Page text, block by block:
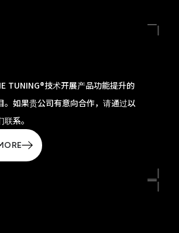
TUNING®技术开展产品功能提升的
。如果贵公司有意向合作，请通过以
系。